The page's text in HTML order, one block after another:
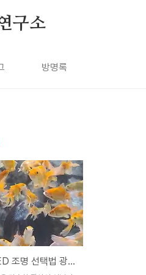
구소
방명록
열대어 어항 LED 조명 선택법 광량, 색온도, 시간 설정